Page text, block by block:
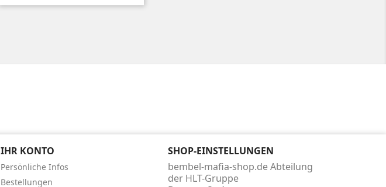
IHR KONTO
Persönliche Infos
Bestellungen
SHOP-EINSTELLUNGEN
bembel-mafia-shop.de Abteilung
der HLT-Gruppe